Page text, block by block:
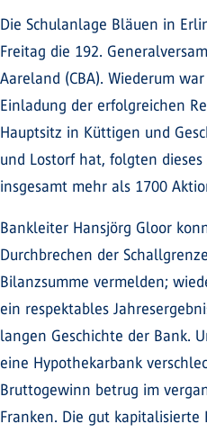
Die Schulanlage Bläuen in
Freitag die 192.
Aareland (CBA). Wiederum
Einladung der erfolgreichen
Hauptsitz in Küttigen und
und Lostorf hat, folgten
insgesamt mehr als 1700
Bankleiter Hansjörg Gloor
Durchbrechen der
Bilanzsumme vermelden;
ein respektables
langen Geschichte der Bank.
eine Hypothekarbank
Bruttogewinn betrug im
Franken. Die gut